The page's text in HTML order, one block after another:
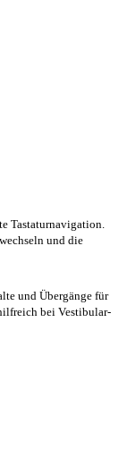
Tastaturnavigation.
und die
und Übergänge für
bei Vestibular-